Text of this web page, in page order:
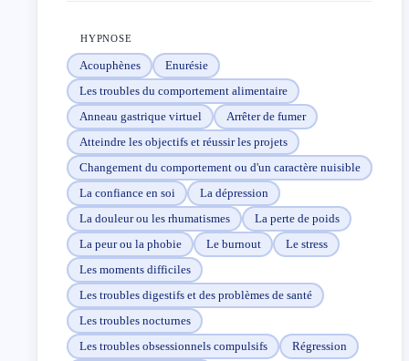
HYPNOSE
Acouphènes
Enurésie
Les troubles du comportement alimentaire
Anneau gastrique virtuel
Arrêter de fumer
Atteindre les objectifs et réussir les projets
Changement du comportement ou d'un caractère nuisible
La confiance en soi
La dépression
La douleur ou les rhumatismes
La perte de poids
La peur ou la phobie
Le burnout
Le stress
Les moments difficiles
Les troubles digestifs et des problèmes de santé
Les troubles nocturnes
Les troubles obsessionnels compulsifs
Régression